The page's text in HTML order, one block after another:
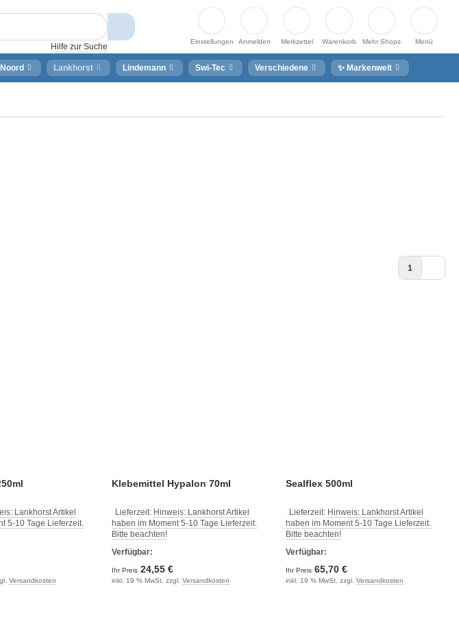
Hilfe zur Suche Einstellungen Anmelden Merkzettel Warenkorb Mehr Shops Menü
Lankhorst Lindemann Swi-Tec Verschiedene ✨ Markenwelt
1
Lankhorst Artikel
5-10 Tage Lieferzeit.
Versandkosten
Klebemittel Hypalon 70ml
Lieferzeit: Hinweis: Lankhorst Artikel
haben im Moment 5-10 Tage Lieferzeit.
Bitte beachten!
Verfügbar:
Ihr Preis 24,55 €
inkl. 19 % MwSt. zzgl. Versandkosten
Sealflex 500ml
Lieferzeit: Hinweis: Lankhorst Artikel
haben im Moment 5-10 Tage Lieferzeit.
Bitte beachten!
Verfügbar:
Ihr Preis 65,70 €
inkl. 19 % MwSt. zzgl. Versandkosten